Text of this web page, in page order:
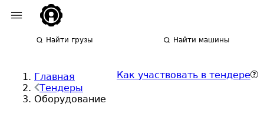
Найти грузы Найти машины
Главная
Тендеры
Оборудование
Как участвовать в тендере